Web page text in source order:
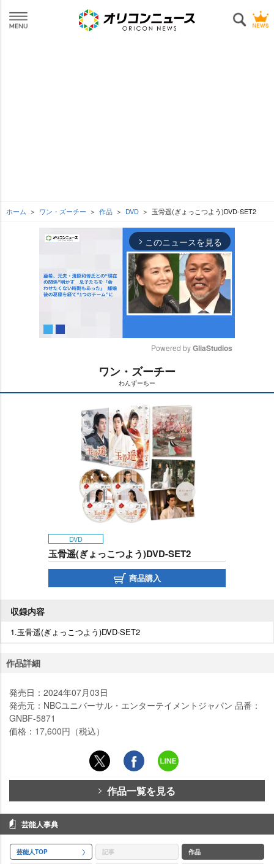
ホーム ワン・ズーチー 作品 DVD 玉骨遥(ぎょっこつよう)DVD-SET2
arrow_forward_ios このニュースを見る
t
Powered by GliaStudios
ワン・ズーチー
わんずーちー
DVD
玉骨遥(ぎょっこつよう)DVD-SET2
商品購入
収録内容
1.玉骨遥(ぎょっこつよう)DVD-SET2
作品詳細
発売日：2024年07月03日
発売元：NBCユニバーサル・エンターテイメントジャパン 品番：
GNBF-5871
価格：17,600円（税込）
作品一覧を見る
芸能人事典
芸能人TOP 記事 作品